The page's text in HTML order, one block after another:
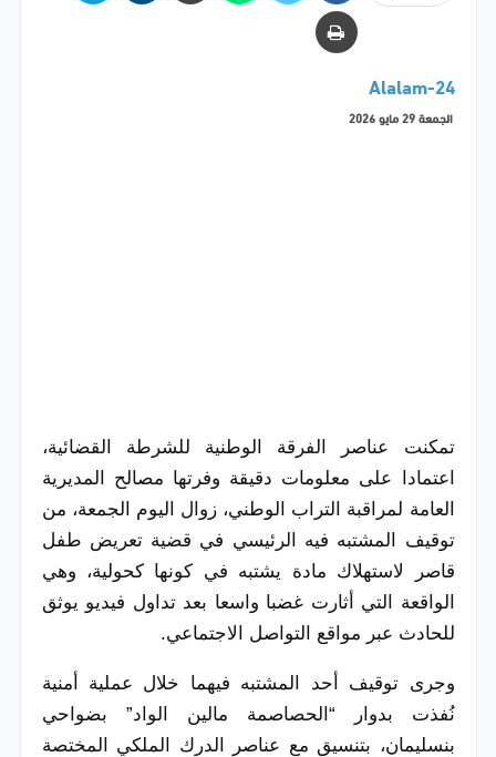
Alalam-24
الجمعة 29 مايو 2026
تمكنت عناصر الفرقة الوطنية للشرطة القضائية،
اعتمادا على معلومات دقيقة وفرتها مصالح المديرية
العامة لمراقبة التراب الوطني، زوال اليوم الجمعة، من
توقيف المشتبه فيه الرئيسي في قضية تعريض طفل
قاصر لاستهلاك مادة يشتبه في كونها كحولية، وهي
الواقعة التي أثارت غضبا واسعا بعد تداول فيديو يوثق
للحادث عبر مواقع التواصل الاجتماعي.
وجرى توقيف أحد المشتبه فيهما خلال عملية أمنية
نُفذت بدوار “الحصاصمة مالين الواد” بضواحي
بنسليمان، بتنسيق مع عناصر الدرك الملكي المختصة